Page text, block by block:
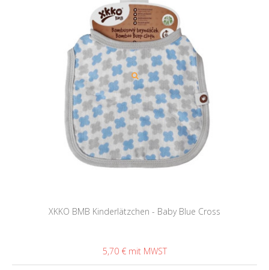
XKKO BMB Kinderlätzchen - Baby Blue Cross
5,70 €